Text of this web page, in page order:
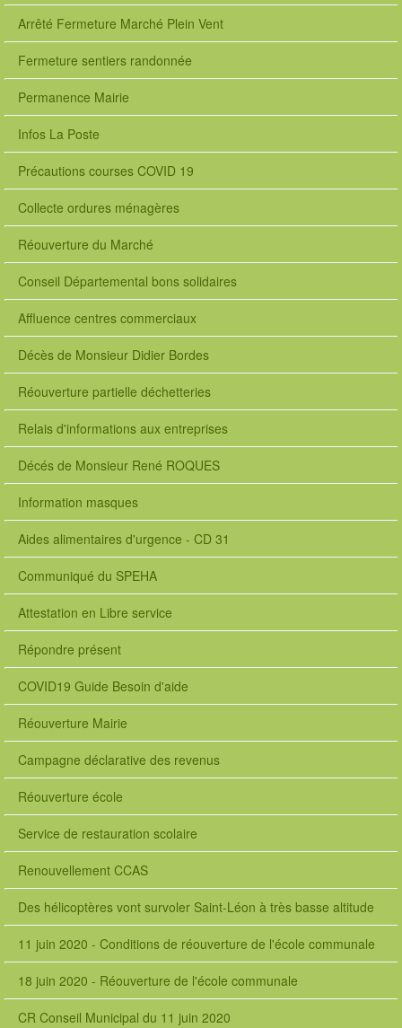
Arrêté Fermeture Marché Plein Vent
Fermeture sentiers randonnée
Permanence Mairie
Infos La Poste
Précautions courses COVID 19
Collecte ordures ménagères
Réouverture du Marché
Conseil Départemental bons solidaires
Affluence centres commerciaux
Décès de Monsieur Didier Bordes
Réouverture partielle déchetteries
Relais d'informations aux entreprises
Décés de Monsieur René ROQUES
Information masques
Aides alimentaires d'urgence - CD 31
Communiqué du SPEHA
Attestation en Libre service
Répondre présent
COVID19 Guide Besoin d'aide
Réouverture Mairie
Campagne déclarative des revenus
Réouverture école
Service de restauration scolaire
Renouvellement CCAS
Des hélicoptères vont survoler Saint-Léon à très basse altitude
11 juin 2020 - Conditions de réouverture de l'école communale
18 juin 2020 - Réouverture de l'école communale
CR Conseil Municipal du 11 juin 2020